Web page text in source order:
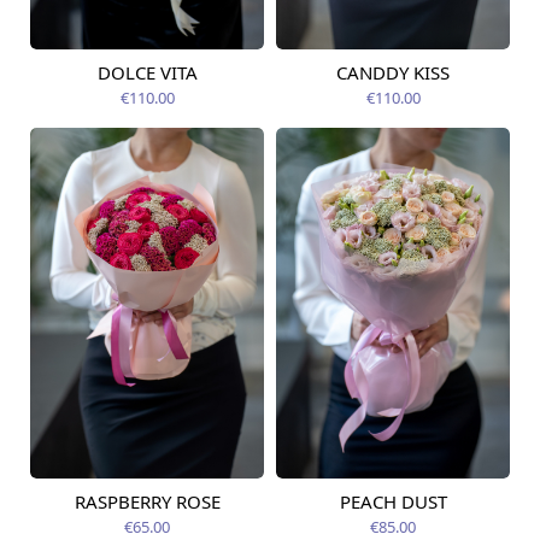
Pieejams šodien
DOLCE VITA
€110.00
Pieejams šodien
CANDDY KISS
€110.00
Pieejama no
RASPBERRY ROSE
€65.00
Pieejama no
PEACH DUST
€85.00